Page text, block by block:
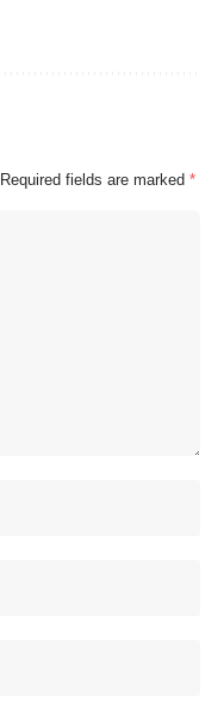
Required fields are marked *